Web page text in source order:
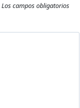
Los campos obligatorios